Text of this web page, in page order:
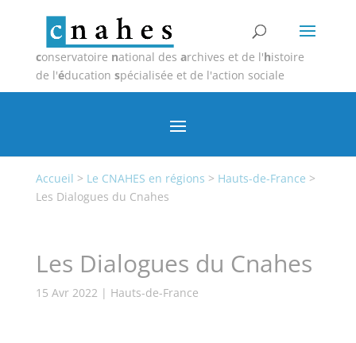
conservatoire national des archives et de l'histoire
de l'éducation spécialisée et de l'action sociale
Accueil > Le CNAHES en régions > Hauts-de-France >
Les Dialogues du Cnahes
Les Dialogues du Cnahes
15 Avr 2022 | Hauts-de-France